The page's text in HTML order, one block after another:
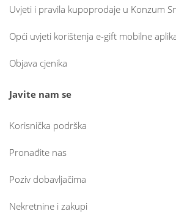
Uvjeti i pravila kupoprodaje u Konzum
Opći uvjeti korištenja e-gift mobilne
Objava cjenika
Javite nam se
Korisnička podrška
Pronađite nas
Poziv dobavljačima
Nekretnine i zakupi